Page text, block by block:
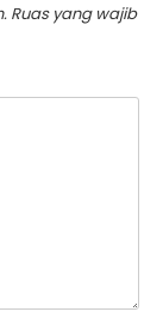
Ruas yang wajib